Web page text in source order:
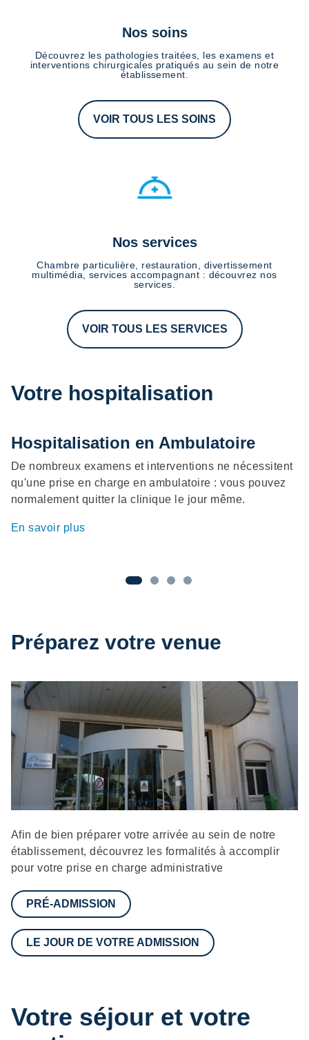
Nos soins
Découvrez les pathologies traitées, les examens et
interventions chirurgicales pratiqués au sein de notre
établissement.
VOIR TOUS LES SOINS
Nos services
Chambre particulière, restauration, divertissement
multimédia, services accompagnant : découvrez nos
services.
VOIR TOUS LES SERVICES
Votre hospitalisation
Hospitalisation en Ambulatoire
De nombreux examens et interventions ne nécessitent
qu'une prise en charge en ambulatoire : vous pouvez
normalement quitter la clinique le jour même.
En savoir plus
Préparez votre venue
Description
Afin de bien préparer votre arrivée au sein de notre
établissement, découvrez les formalités à accomplir
pour votre prise en charge administrative
PRÉ-ADMISSION
LE JOUR DE VOTRE ADMISSION
Votre séjour et votre